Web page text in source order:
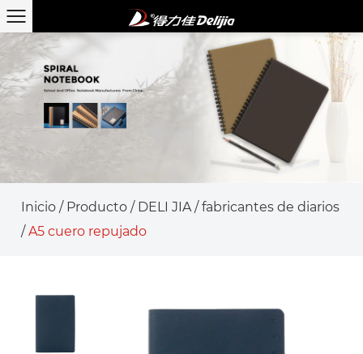
Inicio / Producto / DELI JIA/fabricantes de diarios
/A5 cuero repujado